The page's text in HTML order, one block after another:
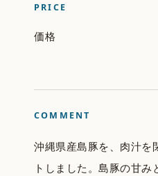
PRICE
価格
COMMENT
沖縄県産島豚を、肉汁を
トしました。島豚の甘